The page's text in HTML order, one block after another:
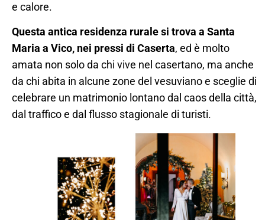
e calore.
Questa antica residenza rurale si trova a Santa
Maria a Vico, nei pressi di Caserta, ed è molto
amata non solo da chi vive nel casertano, ma anche
da chi abita in alcune zone del vesuviano e sceglie di
celebrare un matrimonio lontano dal caos della città,
dal traffico e dal flusso stagionale di turisti.